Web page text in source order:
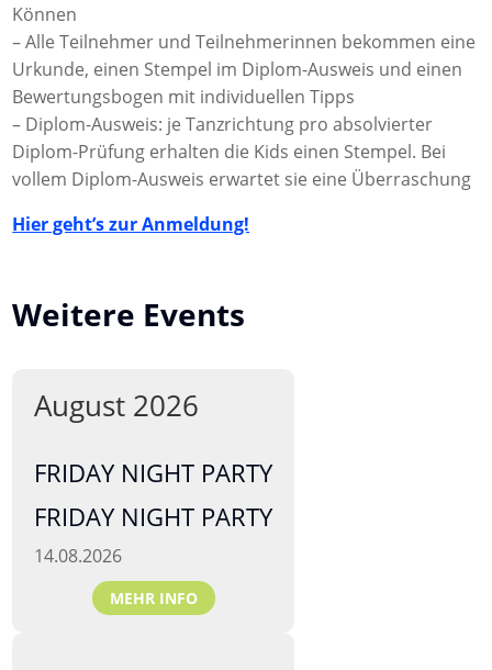
Können
– Alle Teilnehmer und Teilnehmerinnen bekommen eine
Urkunde, einen Stempel im Diplom-Ausweis und einen
Bewertungsbogen mit individuellen Tipps
– Diplom-Ausweis: je Tanzrichtung pro absolvierter
Diplom-Prüfung erhalten die Kids einen Stempel. Bei
vollem Diplom-Ausweis erwartet sie eine Überraschung
Hier geht’s zur Anmeldung!
Weitere Events
August 2026
FRIDAY NIGHT PARTY
FRIDAY NIGHT PARTY
14.08.2026
MEHR INFO